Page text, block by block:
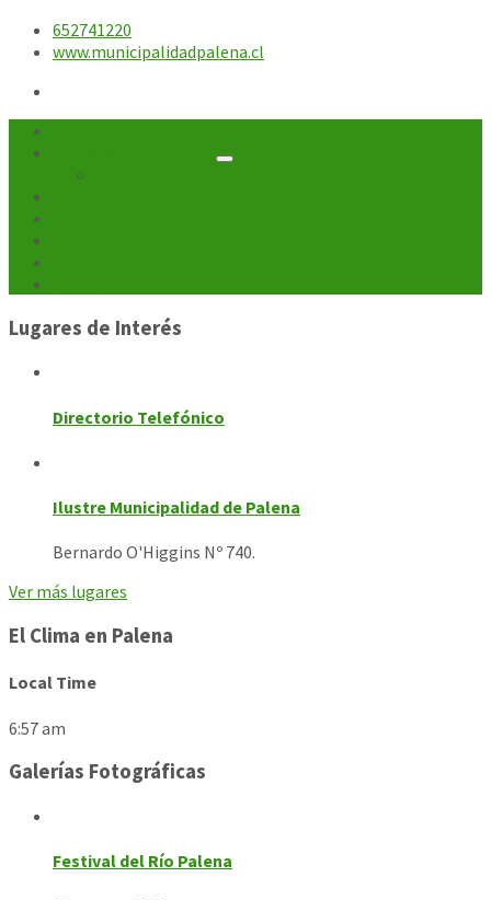
652741220
www.municipalidadpalena.cl
Lugares de Interés
Directorio Telefónico
Ilustre Municipalidad de Palena
Bernardo O'Higgins Nº 740.
Ver más lugares
El Clima en Palena
Local Time
6:57 am
Galerías Fotográficas
Festival del Río Palena